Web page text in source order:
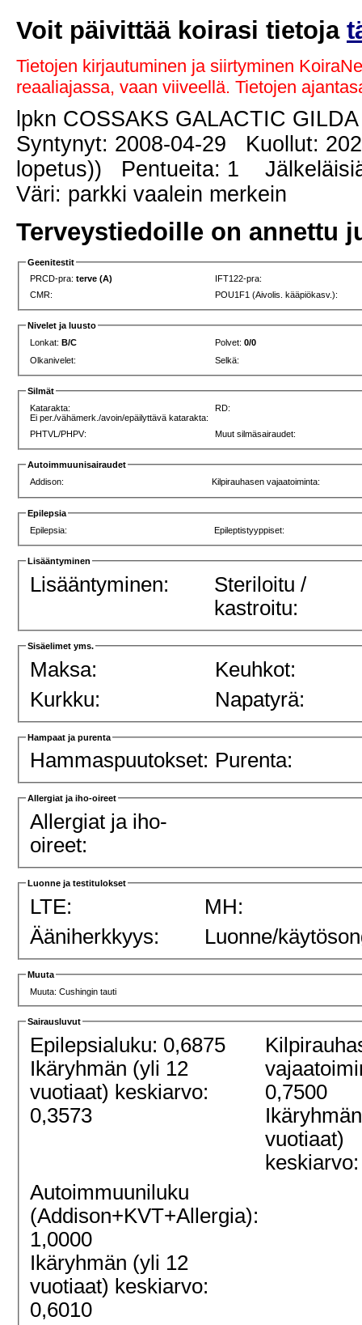
Voit päivittää koirasi tietoja
Tietojen kirjautuminen ja siirtyminen
reaaliajassa, vaan viiveellä. Tietojen
lpkn COSSAKS GALACTIC
Syntynyt: 2008-04-29 Kuollut:
lopetus)) Pentueita: 1
Väri: parkki vaalein merkein
Terveystiedoille on annettu
Geenitestit
PRCD-pra:terve (A)
IFT122-pra:
CMR:
POU1F1 (Aivolis. kääpiökasv.):
Nivelet ja luusto
Lonkat:B/C Polvet:0/0
Olkanivelet:
Selkä:
Silmät
Katarakta:
Ei per./vähämerk./avoin/epäilyttävä katarakta:
RD:
PHTVL/PHPV: Muut silmäsairaudet:
Autoimmuunisairaudet
Addison:
Kilpirauhasen vajaatoiminta:
Epilepsia
Epilepsia:
Epileptistyyppiset:
Lisääntyminen
Lisääntyminen:
Steriloitu /
kastroitu:
Sisäelimet yms.
Maksa:
Keuhkot:
Kurkku:
Napatyrä:
Hampaat ja purenta
Hammaspuutokset: Purenta:
Allergiat ja iho-oireet
Allergiat ja iho-
oireet:
Luonne ja testitulokset
LTE:
MH:
Ääniherkkyys:
Luonne/
Muuta
Muuta: Cushingin tauti
Sairausluvut
Epilepsialuku: 0,6875
Ikäryhmän (yli 12
vuotiaat) keskiarvo:
0,3573
0,7500
vuotiaat)
Autoimmuuniluku
(Addison+KVT+Allergia):
1,0000
Ikäryhmän (yli 12
vuotiaat) keskiarvo:
0,6010